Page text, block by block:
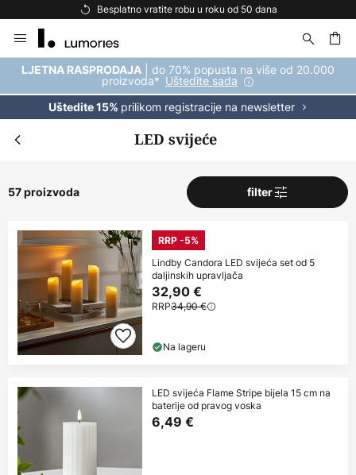
Besplatna dostava za kupnju iznad 69 €
to
Content
LJETNA RASPRODAJA | do 70% popusta na više od 20.000
proizvoda* Uštedite sada
Uštedite 15% prilikom registracije na newsletter
LED svijeće
57 proizvoda filter
RRP -5%
Lindby Candora LED svijeća set od 5
daljinskih upravljača
32,90 €
RRP34,90 €
Na lageru
LED svijeća Flame Stripe bijela 15 cm na
baterije od pravog voska
6,49 €